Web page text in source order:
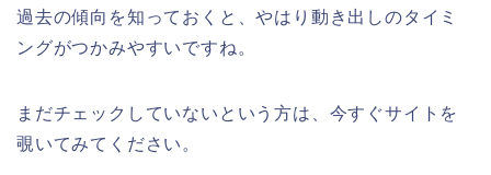
過去の傾向を知っておくと、やはり動き出しのタイミ
ングがつかみやすいですね。
まだチェックしていないという方は、今すぐサイトを
覗いてみてください。